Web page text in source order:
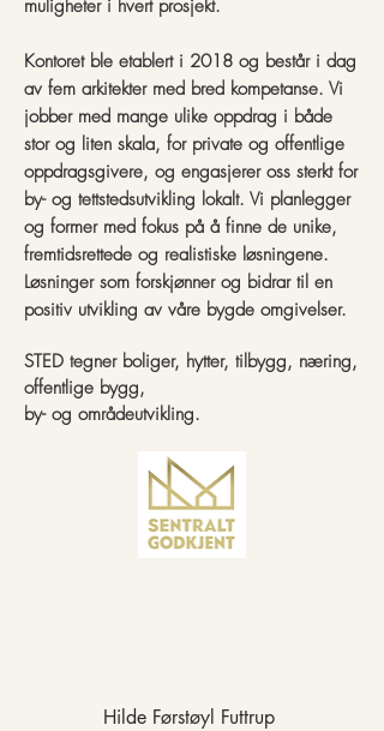
muligheter i hvert prosjekt.
Kontoret ble etablert i 2018 og består i dag
av fem arkitekter med bred kompetanse. Vi
jobber med mange ulike oppdrag i både
stor og liten skala, for private og offentlige
oppdragsgivere, og engasjerer oss sterkt for
by- og tettstedsutvikling lokalt. Vi planlegger
og former med fokus på å finne de unike,
fremtidsrettede og realistiske løsningene.
Løsninger som forskjønner og bidrar til en
positiv utvikling av våre bygde omgivelser.
STED tegner boliger, hytter, tilbygg, næring,
offentlige bygg,
by- og områdeutvikling.
Hilde Førstøyl Futtrup